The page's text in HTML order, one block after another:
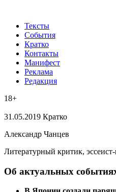
Тексты
События
Кратко
Контакты
Манифест
Реклама
Редакция
18+
31.05.2019 Кратко
Александр Чанцев
Литературный критик, эссеист-
Об актуальных